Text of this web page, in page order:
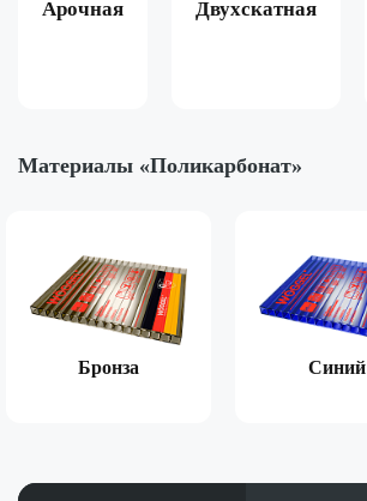
Арочная Двухскатная
Материалы «Поликарбонат»
Бронза Синий